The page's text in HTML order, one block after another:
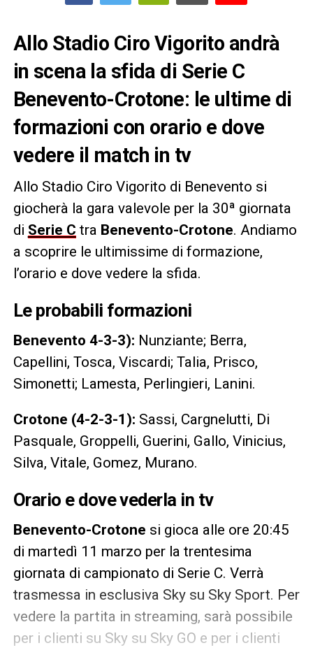
Allo Stadio Ciro Vigorito andrà
in scena la sfida di Serie C
Benevento-Crotone: le ultime di
formazioni con orario e dove
vedere il match in tv
Allo Stadio Ciro Vigorito di Benevento si
giocherà la gara valevole per la 30ª giornata
di Serie C tra Benevento-Crotone. Andiamo
a scoprire le ultimissime di formazione,
l’orario e dove vedere la sfida.
Le probabili formazioni
Benevento 4-3-3): Nunziante; Berra,
Capellini, Tosca, Viscardi; Talia, Prisco,
Simonetti; Lamesta, Perlingieri, Lanini.
Crotone (4-2-3-1): Sassi, Cargnelutti, Di
Pasquale, Groppelli, Guerini, Gallo, Vinicius,
Silva, Vitale, Gomez, Murano.
Orario e dove vederla in tv
Benevento-Crotone si gioca alle ore 20:45
di martedì 11 marzo per la trentesima
giornata di campionato di Serie C. Verrà
trasmessa in esclusiva Sky su Sky Sport. Per
vedere la partita in streaming, sarà possibile
per i clienti su Sky su Sky GO e per i clienti